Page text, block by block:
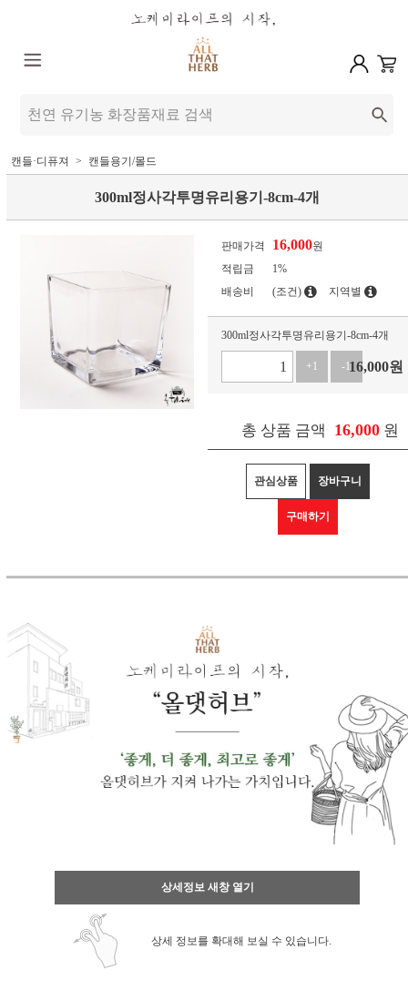
캔들·디퓨져 캔들용기/몰드
300ml정사각투명유리용기-8cm-4개
판매가격 16,000원
적립금
1%
배송비
(조건) 지역별
300ml정사각투명유리용기-8cm-4개
+1 -116,000원
총 상품 금액 16,000 원
관심상품 장바구니
구매하기
상세정보 새창 열기
상세 정보를 확대해 보실 수 있습니다.